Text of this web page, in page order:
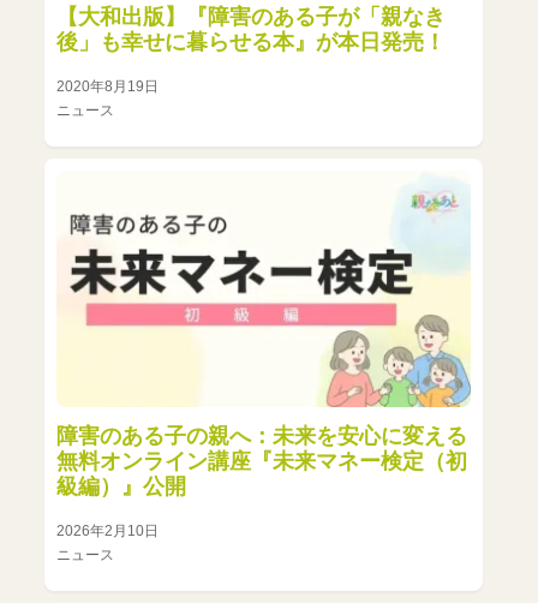
【大和出版】『障害のある子が「親なき
後」も幸せに暮らせる本』が本日発売！
2020年8月19日
ニュース
障害のある子の親へ：未来を安心に変える
無料オンライン講座『未来マネー検定（初
級編）』公開
2026年2月10日
ニュース